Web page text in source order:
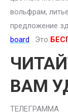
вольфрам,
предложение
board . Это
ВАМ
ТЕЛЕГРАММА